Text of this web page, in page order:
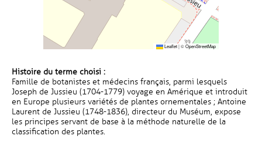
Leaflet|©OpenStreetMap
Histoire du terme choisi :
Famille de botanistes et médecins français, parmi lesquels
Joseph de Jussieu (1704-1779) voyage en Amérique et introduit
en Europe plusieurs variétés de plantes ornementales ; Antoine
Laurent de Jussieu (1748-1836), directeur du Muséum, expose
les principes servant de base à la méthode naturelle de la
classification des plantes.